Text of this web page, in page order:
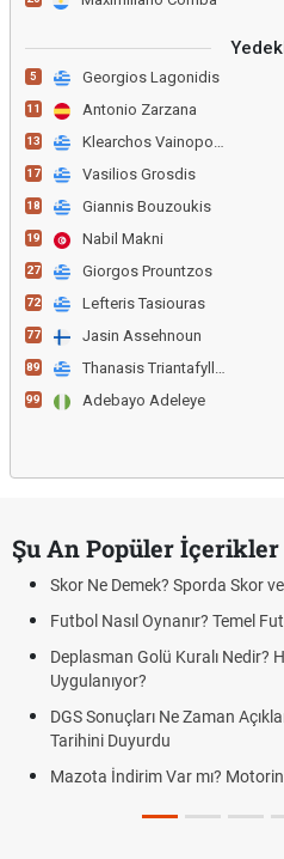
5 Georgios Lagonidis
11 Antonio Zarzana
13 Klearchos Vainopoulos
17 Vasilios Grosdis
18 Giannis Bouzoukis
19 Nabil Makni
27 Giorgos Prountzos
72 Lefteris Tasiouras
77 Jasin Assehnoun
89 Thanasis Triantafyllou
99 Adebayo Adeleye
Şu An Popüler İçerikler
Skor Ne Demek? Sporda Skor
Futbol Nasıl Oynanır? Temel
Deplasman Golü Kuralı Nedir?
Uygulanıyor?
DGS Sonuçları Ne Zaman
Tarihini Duyurdu
Mazota İndirim Var mı?